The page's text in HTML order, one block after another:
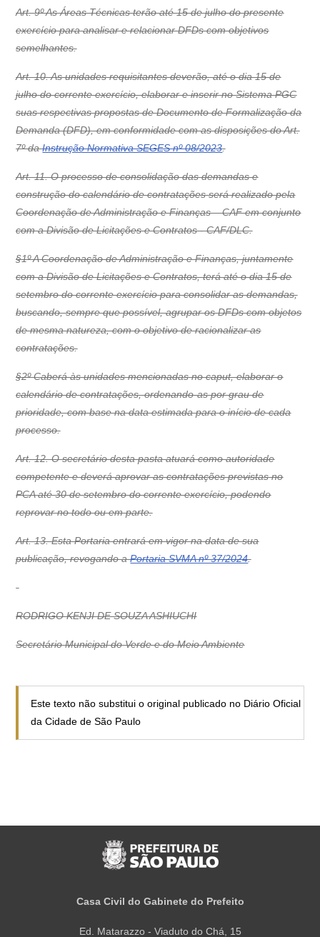
Art. 9º As Áreas Técnicas terão até 15 de julho do presente
exercício para analisar e relacionar DFDs com objetivos
semelhantes.
Art. 10. As unidades requisitantes deverão, até o dia 15 de
julho do corrente exercício, elaborar e inserir no Sistema PGC
suas respectivas propostas de Documento de Formalização da
Demanda (DFD), em conformidade com as disposições do Art.
7º daInstrução Normativa SEGES nº 08/2023.
Art. 11. O processo de consolidação das demandas e
construção do calendário de contratações será realizado pela
Coordenação de Administração e Finanças – CAF em conjunto
com a Divisão de Licitações e Contratos - CAF/DLC.
§1º A Coordenação de Administração e Finanças, juntamente
com a Divisão de Licitações e Contratos, terá até o dia 15 de
setembro do corrente exercício para consolidar as demandas,
buscando, sempre que possível, agrupar os DFDs com objetos
de mesma natureza, com o objetivo de racionalizar as
contratações.
§2º Caberá às unidades mencionadas no caput, elaborar o
calendário de contratações, ordenando-as por grau de
prioridade, com base na data estimada para o início de cada
processo.
Art. 12. O secretário desta pasta atuará como autoridade
competente e deverá aprovar as contratações previstas no
PCA até 30 de setembro do corrente exercício, podendo
reprovar no todo ou em parte.
Art. 13. Esta Portaria entrará em vigor na data de sua
publicação, revogando aPortaria SVMA nº 37/2024.
RODRIGO KENJI DE SOUZA ASHIUCHI
Secretário Municipal do Verde e do Meio Ambiente
Este texto não substitui o original publicado no Diário Oficial
da Cidade de São Paulo
Casa Civil do Gabinete do Prefeito
Ed. Matarazzo - Viaduto do Chá, 15